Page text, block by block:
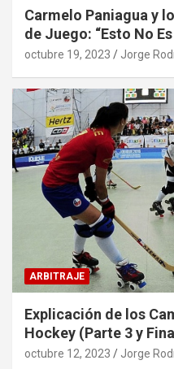
Carmelo Paniagua y
de Juego: “Esto No
octubre 19, 2023 Jorge
ARBITRAJE
Explicación de los
Hockey (Parte 3 y
octubre 12, 2023 Jorge